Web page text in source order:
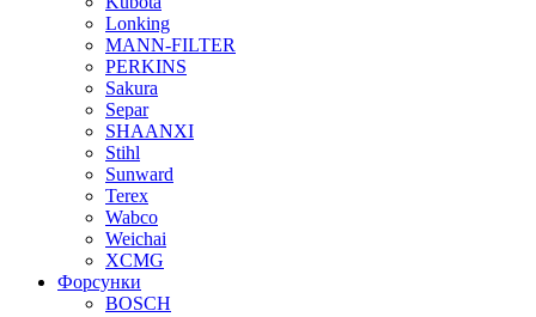
Lonking
MANN-FILTER
PERKINS
Sakura
Separ
SHAANXI
Stihl
Sunward
Terex
Wabco
Weichai
XCMG
Форсунки
BOSCH